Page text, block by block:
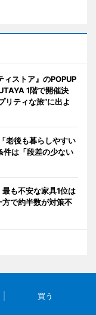
ィストア』のPOPUP
1階で開催決
リティな旅”に出よ
老後も暮らしやすい
は「段差の少ない
最も不安な家具1位は
方で約半数が対策不
買う